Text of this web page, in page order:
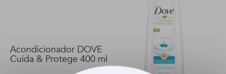
Acondicionador DOVE
Cuida & Protege 400 ml